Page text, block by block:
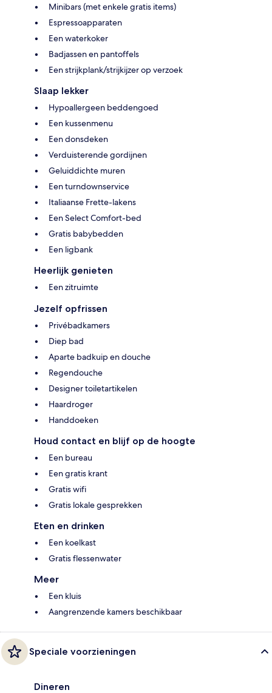
Minibars (met enkele gratis items)
Espressoapparaten
Een waterkoker
Badjassen en pantoffels
Een strijkplank/strijkijzer op verzoek
Slaap lekker
Hypoallergeen beddengoed
Een kussenmenu
Een donsdeken
Verduisterende gordijnen
Geluiddichte muren
Een turndownservice
Italiaanse Frette-lakens
Een Select Comfort-bed
Gratis babybedden
Een ligbank
Heerlijk genieten
Een zitruimte
Jezelf opfrissen
Privébadkamers
Diep bad
Aparte badkuip en douche
Regendouche
Designer toiletartikelen
Haardroger
Handdoeken
Houd contact en blijf op de hoogte
Een bureau
Een gratis krant
Gratis wifi
Gratis lokale gesprekken
Eten en drinken
Een koelkast
Gratis flessenwater
Meer
Een kluis
Aangrenzende kamers beschikbaar
Speciale voorzieningen
Dineren